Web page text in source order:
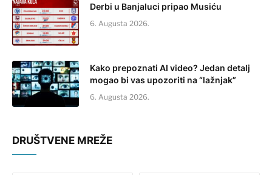
Derbi u Banjaluci pripao Musiću
6. Augusta 2026.
Kako prepoznati AI video? Jedan detalj
mogao bi vas upozoriti na “lažnjak”
6. Augusta 2026.
DRUŠTVENE MREŽE